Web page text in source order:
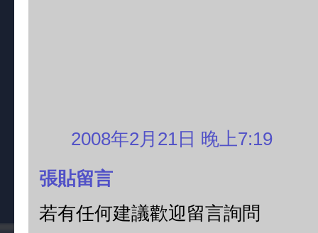
2008年2月21日 晚上7:19
張貼留言
若有任何建議歡迎留言詢問